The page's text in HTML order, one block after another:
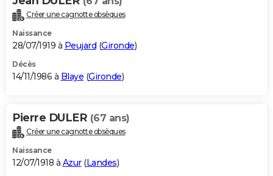
Créer une cagnotte obsèques
Naissance
28/07/1919 à Peujard (Gironde)
Décès
14/11/1986 à Blaye (Gironde)
Pierre DULER (67 ans)
Créer une cagnotte obsèques
Naissance
12/07/1918 à Azur(Landes)